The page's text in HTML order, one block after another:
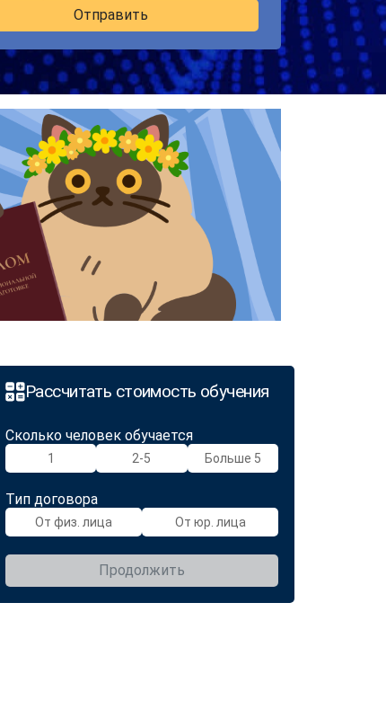
Отправить
Рассчитать стоимость обучения
Сколько человек обучается
1 2-5 Больше 5
Тип договора
От физ. лица От юр. лица
Продолжить